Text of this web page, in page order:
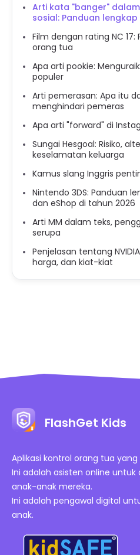
Arti kata "banger"
sosial: Panduan lengkap
Film dengan rating NC
orang tua
Apa arti pookie:
populer
Arti pemerasan: Apa itu
menghindari pemeras
Apa arti "forward" di
Sungai Hesgoal: Risiko,
keselamatan keluarga
Kamus slang Inggris
Nintendo 3DS: Panduan
dan eShop di tahun 2026
Arti MM dalam teks,
serupa
Penjelasan tentang
harga, dan kiat-kiat
FlashGet Kids
Aplikasi kontrol orang tua
Ini adalah asisten online
anak-anak mereka.
Ini adalah pengawal digital
anak.